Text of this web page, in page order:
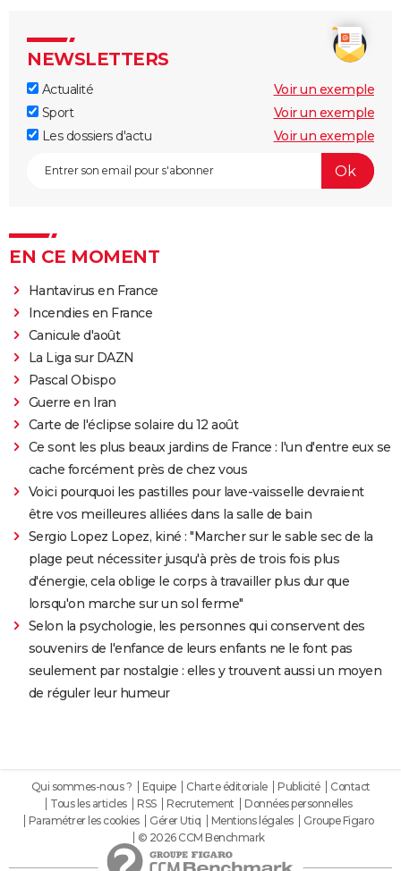
NEWSLETTERS
Actualité
Voir un exemple
Sport
Voir un exemple
Les dossiers d'actu
Voir un exemple
EN CE MOMENT
Hantavirus en France
Incendies en France
Canicule d'août
La Liga sur DAZN
Pascal Obispo
Guerre en Iran
Carte de l'éclipse solaire du 12 août
Ce sont les plus beaux jardins de France : l'un d'entre eux se
cache forcément près de chez vous
Voici pourquoi les pastilles pour lave-vaisselle devraient
être vos meilleures alliées dans la salle de bain
Sergio Lopez Lopez, kiné : "Marcher sur le sable sec de la
plage peut nécessiter jusqu'à près de trois fois plus
d'énergie, cela oblige le corps à travailler plus dur que
lorsqu'on marche sur un sol ferme"
Selon la psychologie, les personnes qui conservent des
souvenirs de l'enfance de leurs enfants ne le font pas
seulement par nostalgie : elles y trouvent aussi un moyen
de réguler leur humeur
Qui sommes-nous ? Equipe Charte éditoriale Publicité
Contact
Tous les articles
RSS Recrutement
Données personnelles
Paramétrer les cookies
Gérer Utiq Mentions légales
Groupe Figaro
© 2026 CCM Benchmark